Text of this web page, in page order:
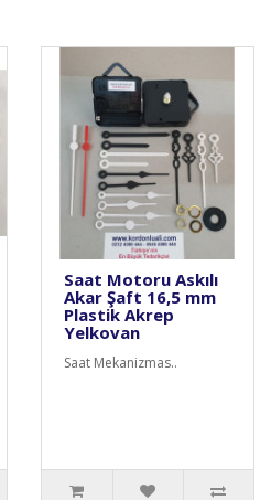
Saat Motoru Askılı
Akar Şaft 16,5 mm
Plastik Akrep
Yelkovan
Saat Mekanizmas..